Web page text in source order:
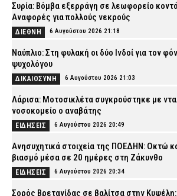
Συρία: Βόμβα εξερράγη σε λεωφορείο
Αναφορές για πολλούς νεκρούς
ΔΙΕΘΝΗ 6 Αυγούστου 2026 21:18
Ναύπλιο: Στη φυλακή οι δύο Ινδοί για τον
ψυχολόγου
ΔΙΚΑΙΟΣΥΝΗ 6 Αυγούστου 2026 21:03
Λάρισα: Μοτοσικλέτα συγκρούστηκε με
νοσοκομείο ο αναβάτης
ΕΙΔΗΣΕΙΣ 6 Αυγούστου 2026 20:49
Ανησυχητικά στοιχεία της ΠΟΕΔΗΝ: Οκτώ
βιασμό μέσα σε 20 ημέρες στη Ζάκυνθο
ΕΙΔΗΣΕΙΣ 6 Αυγούστου 2026 20:34
Σορός Βρετανίδας σε βαλίτσα στην Κυψέλη: